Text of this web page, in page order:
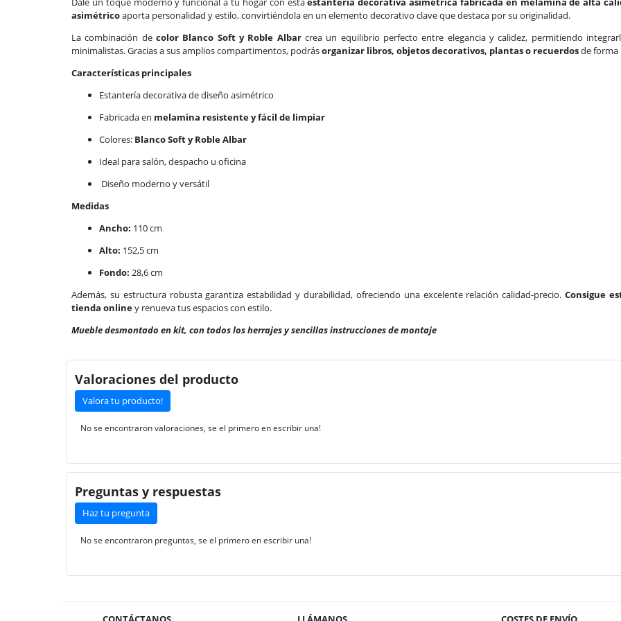
asimétricoaporta personalidad y estilo, convirtiéndola en un elemento decorativo clave que destaca por su originalidad.
La combinación de color Blanco Soft y Roble Albarcrea un equilibrio perfecto entre elegancia y calidez, permitiendo
minimalistas. Gracias a sus amplios compartimentos, podrásorganizar libros, objetos decorativos, plantas o recuerdosde forma
Características principales
Estantería decorativa de diseño asimétrico
Fabricada en melamina resistente y fácil de limpiar
Colores: Blanco Soft y Roble Albar
Ideal para salón, despacho u oficina
Diseño moderno y versátil
Medidas
Ancho: 110 cm
Alto: 152,5 cm
Fondo: 28,6 cm
Además, su estructura robusta garantiza estabilidad y durabilidad, ofreciendo una excelente relación calidad-precio.Consigue
tienda onliney renueva tus espacios con estilo.
Mueble desmontado en kit, con todos los herrajes y sencillas instrucciones de montaje
Valoraciones del producto
Valora tu producto!
No se encontraron valoraciones, se el primero en escribir una!
Preguntas y respuestas
Haz tu pregunta
No se encontraron preguntas, se el primero en escribir una!